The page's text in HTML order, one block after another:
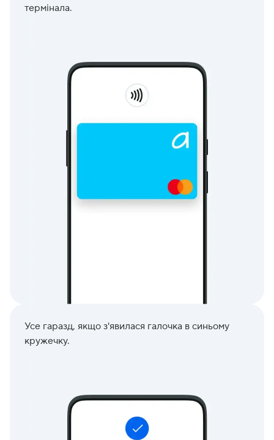
термінала.
Усе гаразд, якщо з'явилася галочка в синьому
кружечку.